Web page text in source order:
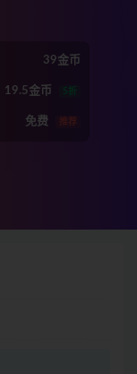
39金币
19.5金币 5折
免费 推荐